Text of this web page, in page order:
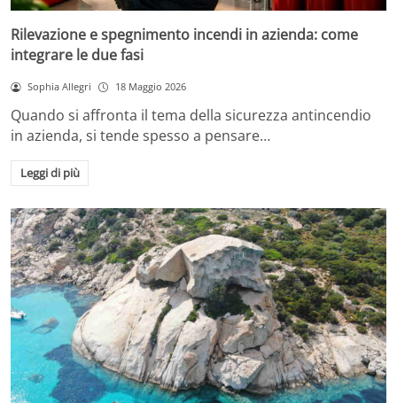
Rilevazione e spegnimento incendi in azienda: come
integrare le due fasi
Sophia Allegri 18 Maggio 2026
Quando si affronta il tema della sicurezza antincendio
in azienda, si tende spesso a pensare…
Leggi di più